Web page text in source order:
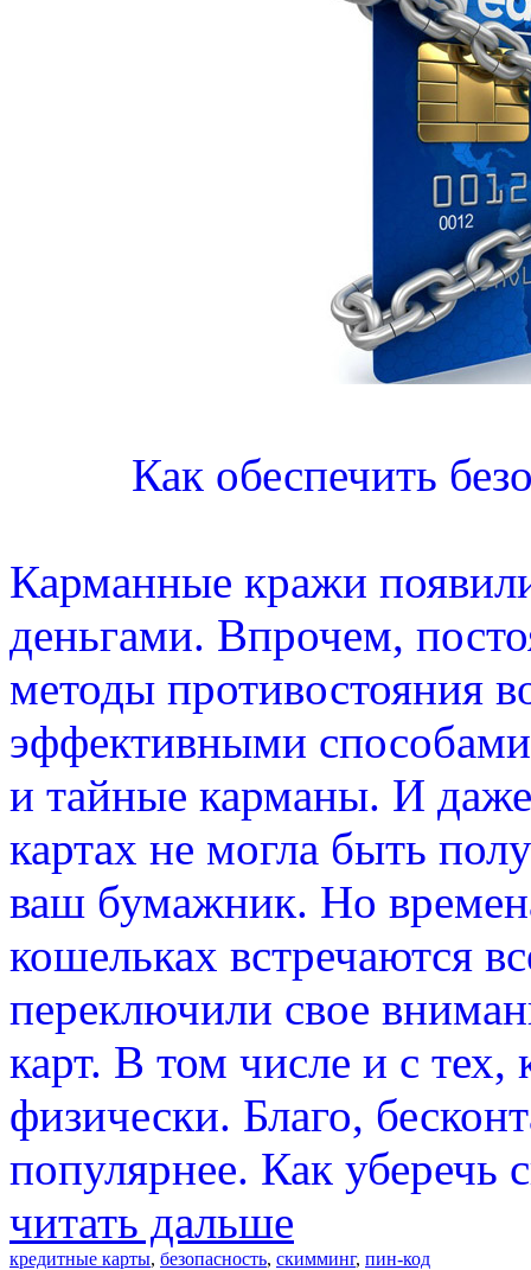
Как обеспечить
Карманные кражи
деньгами. Впрочем,
методы противостояния
эффективными
и тайные карманы. И
картах не могла быть
ваш бумажник. Но
кошельках встречаются
переключили свое
карт. В том числе и с
физически. Благо,
популярнее. Как уберечь
читать дальше
кредитные карты, безопасность, скимминг, пин-код